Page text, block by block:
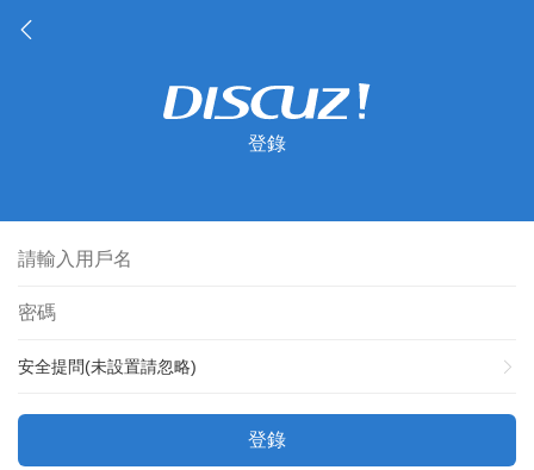
登錄
安全提問(未設置請忽略)
登錄